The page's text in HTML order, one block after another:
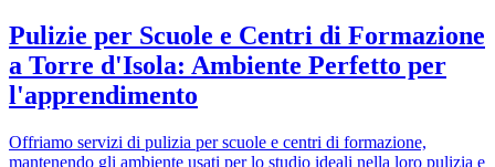
Pulizie per Scuole e Centri di Formazione
a Torre d'Isola: Ambiente Perfetto per
l'apprendimento
Offriamo servizi di pulizia per scuole e centri di formazione,
mantenendo gli ambiente usati per lo studio ideali nella loro pulizia e